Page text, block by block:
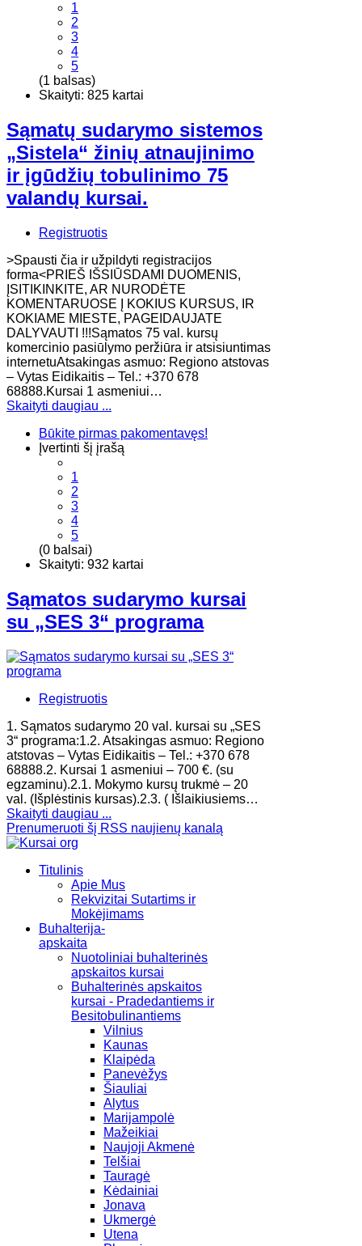
1
2
3
4
5
(1 balsas)
Skaityti: 825 kartai
Sąmatų sudarymo sistemos
„Sistela“ žinių atnaujinimo
ir įgūdžių tobulinimo 75
valandų kursai.
Registruotis
​>Spausti čia ir užpildyti registracijos
forma<PRIEŠ IŠSIŪSDAMI DUOMENIS,
ĮSITIKINKITE, AR NURODĖTE
KOMENTARUOSE Į KOKIUS KURSUS, IR
KOKIAME MIESTE, PAGEIDAUJATE
DALYVAUTI !!!Sąmatos 75 val. kursų
komercinio pasiūlymo peržiūra ir atsisiuntimas
internetuAtsakingas asmuo: Regiono atstovas
– Vytas Eidikaitis – Tel.: +370 678
68888.Kursai 1 asmeniui…
Skaityti daugiau ...
Būkite pirmas pakomentavęs!
Įvertinti šį įrašą
1
2
3
4
5
(0 balsai)
Skaityti: 932 kartai
Sąmatos sudarymo kursai
su „SES 3“ programa
Registruotis
1. Sąmatos sudarymo 20 val. kursai su „SES
3“ programa:1.2. Atsakingas asmuo: Regiono
atstovas – Vytas Eidikaitis – Tel.: +370 678
68888.2. Kursai 1 asmeniui – 700 €. (su
egzaminu).2.1. Mokymo kursų trukmė – 20
val. (Išplėstinis kursas).2.3. ( Išlaikiusiems…
Skaityti daugiau ...
Prenumeruoti šį RSS naujienų kanalą
Titulinis
Apie Mus
Rekvizitai Sutartims ir
Mokėjimams
Buhalterija-
apskaita
Nuotoliniai buhalterinės
apskaitos kursai
Buhalterinės apskaitos
kursai - Pradedantiems ir
Besitobulinantiems
Vilnius
Kaunas
Klaipėda
Panevėžys
Šiauliai
Alytus
Marijampolė
Mažeikiai
Naujoji Akmenė
Telšiai
Tauragė
Kėdainiai
Jonava
Ukmergė
Utena